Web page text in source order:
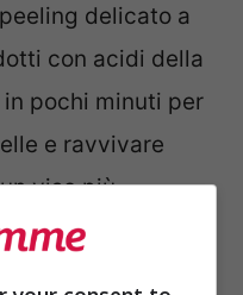
delicato a
con acidi della
pochi minuti per
e ravvivare
viso più